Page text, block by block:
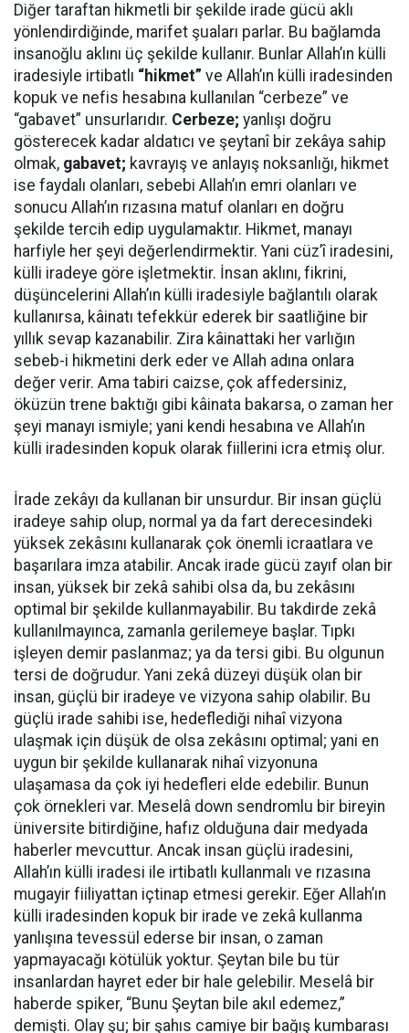
Diğer taraftan hikmetli bir şekilde irade gücü aklı
yönlendirdiğinde, marifet şuaları parlar. Bu bağlamda
insanoğlu aklını üç şekilde kullanır. Bunlar Allah’ın külli
iradesiyle irtibatlı “hikmet” ve Allah’ın külli iradesinden
kopuk ve nefis hesabına kullanılan “cerbeze” ve
“gabavet” unsurlarıdır. Cerbeze; yanlışı doğru
gösterecek kadar aldatıcı ve şeytanî bir zekâya sahip
olmak, gabavet; kavrayış ve anlayış noksanlığı, hikmet
ise faydalı olanları, sebebi Allah’ın emri olanları ve
sonucu Allah’ın rızasına matuf olanları en doğru
şekilde tercih edip uygulamaktır. Hikmet, manayı
harfiyle her şeyi değerlendirmektir. Yani cüz’î iradesini,
külli iradeye göre işletmektir. İnsan aklını, fikrini,
düşüncelerini Allah’ın külli iradesiyle bağlantılı olarak
kullanırsa, kâinatı tefekkür ederek bir saatliğine bir
yıllık sevap kazanabilir. Zira kâinattaki her varlığın
sebeb-i hikmetini derk eder ve Allah adına onlara
değer verir. Ama tabiri caizse, çok affedersiniz,
öküzün trene baktığı gibi kâinata bakarsa, o zaman her
şeyi manayı ismiyle; yani kendi hesabına ve Allah’ın
külli iradesinden kopuk olarak fiillerini icra etmiş olur.
İrade zekâyı da kullanan bir unsurdur. Bir insan güçlü
iradeye sahip olup, normal ya da fart derecesindeki
yüksek zekâsını kullanarak çok önemli icraatlara ve
başarılara imza atabilir. Ancak irade gücü zayıf olan bir
insan, yüksek bir zekâ sahibi olsa da, bu zekâsını
optimal bir şekilde kullanmayabilir. Bu takdirde zekâ
kullanılmayınca, zamanla gerilemeye başlar. Tıpkı
işleyen demir paslanmaz; ya da tersi gibi. Bu olgunun
tersi de doğrudur. Yani zekâ düzeyi düşük olan bir
insan, güçlü bir iradeye ve vizyona sahip olabilir. Bu
güçlü irade sahibi ise, hedeflediği nihaî vizyona
ulaşmak için düşük de olsa zekâsını optimal; yani en
uygun bir şekilde kullanarak nihaî vizyonuna
ulaşamasa da çok iyi hedefleri elde edebilir. Bunun
çok örnekleri var. Meselâ down sendromlu bir bireyin
üniversite bitirdiğine, hafız olduğuna dair medyada
haberler mevcuttur. Ancak insan güçlü iradesini,
Allah’ın külli iradesi ile irtibatlı kullanmalı ve rızasına
mugayir fiiliyattan içtinap etmesi gerekir. Eğer Allah’ın
külli iradesinden kopuk bir irade ve zekâ kullanma
yanlışına tevessül ederse bir insan, o zaman
yapmayacağı kötülük yoktur. Şeytan bile bu tür
insanlardan hayret eder bir hale gelebilir. Meselâ bir
haberde spiker, “Bunu Şeytan bile akıl edemez,”
demişti. Olay şu; bir şahıs camiye bir bağış kumbarası